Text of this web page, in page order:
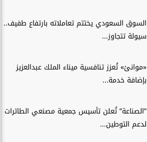
السوق السعودي يختتم تعاملاته بارتفاع طفيف..
سيولة تتجاوز...
«موانئ» تُعزز تنافسية ميناء الملك عبدالعزيز
بإضافة خدمة...
”الصناعة” تُعلن تأسيس جمعية مصنعي الطائرات
لدعم التوطين...